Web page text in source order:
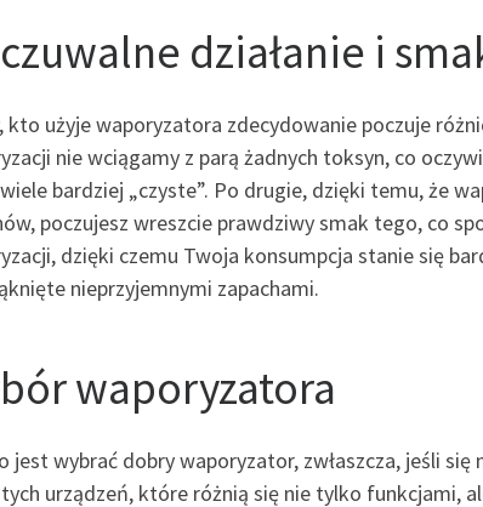
działanie i
kto użyje waporyzatora zdecydowanie poczuje
nie wciągamy z parą żadnych toksyn, co
bardziej „czyste”. Po drugie, dzięki temu, że
poczujesz wreszcie prawdziwy smak tego, co
dzięki czemu Twoja konsumpcja stanie się
nieprzyjemnymi zapachami.
waporyzatora
jest wybrać dobry waporyzator, zwłaszcza, jeśli
urządzeń, które różnią się nie tylko funkcjami,